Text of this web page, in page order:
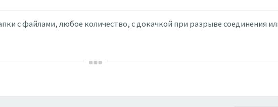
с файлами, любое количество, с докачкой при разрыве соединения